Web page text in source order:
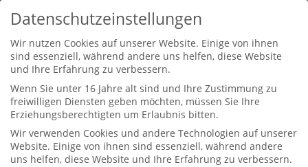
Waldorf Astoria Bangkok
Gepostet vonDominik|19. Januar 2022|10
Datenschutzeinstellungen
Wir nutzen Cookies auf unserer Website. Einige von ihnen
sind essenziell, während andere uns helfen, diese Website
und Ihre Erfahrung zu verbessern.
Wenn Sie unter 16 Jahre alt sind und Ihre Zustimmung zu
freiwilligen Diensten geben möchten, müssen Sie Ihre
Erziehungsberechtigten um Erlaubnis bitten.
Wir verwenden Cookies und andere Technologien auf unserer
Website. Einige von ihnen sind essenziell, während andere
uns helfen, diese Website und Ihre Erfahrung zu verbessern.